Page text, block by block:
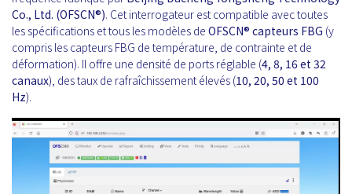
Co., Ltd. (OFSCN®). Cet interrogateur est compatible avec toutes
les spécifications et tous les modèles de OFSCN® capteurs FBG (y
compris les capteurs FBG de température, de contrainte et de
déformation). Il offre une densité de ports réglable (4, 8, 16 et 32
canaux), des taux de rafraîchissement élevés (10, 20, 50 et 100
Hz).